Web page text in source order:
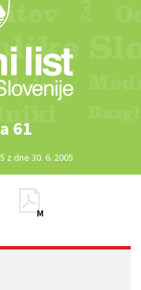
61
z dne 30. 6. 2005